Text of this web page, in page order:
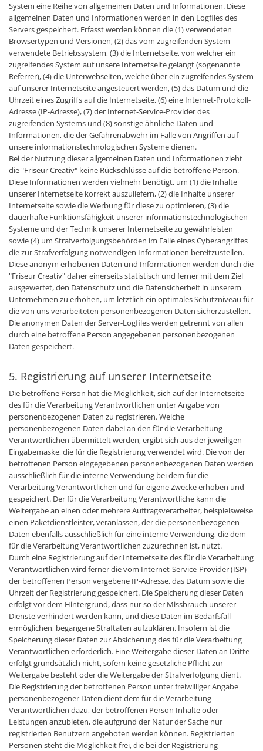
System eine Reihe von allgemeinen Daten und Informationen. Diese
allgemeinen Daten und Informationen werden in den Logfiles des
Servers gespeichert. Erfasst werden können die (1) verwendeten
Browsertypen und Versionen, (2) das vom zugreifenden System
verwendete Betriebssystem, (3) die Internetseite, von welcher ein
zugreifendes System auf unsere Internetseite gelangt (sogenannte
Referrer), (4) die Unterwebseiten, welche über ein zugreifendes System
auf unserer Internetseite angesteuert werden, (5) das Datum und die
Uhrzeit eines Zugriffs auf die Internetseite, (6) eine Internet-Protokoll-
Adresse (IP-Adresse), (7) der Internet-Service-Provider des
zugreifenden Systems und (8) sonstige ähnliche Daten und
Informationen, die der Gefahrenabwehr im Falle von Angriffen auf
unsere informationstechnologischen Systeme dienen.
Bei der Nutzung dieser allgemeinen Daten und Informationen zieht
die "Friseur Creativ" keine Rückschlüsse auf die betroffene Person.
Diese Informationen werden vielmehr benötigt, um (1) die Inhalte
unserer Internetseite korrekt auszuliefern, (2) die Inhalte unserer
Internetseite sowie die Werbung für diese zu optimieren, (3) die
dauerhafte Funktionsfähigkeit unserer informationstechnologischen
Systeme und der Technik unserer Internetseite zu gewährleisten
sowie (4) um Strafverfolgungsbehörden im Falle eines Cyberangriffes
die zur Strafverfolgung notwendigen Informationen bereitzustellen.
Diese anonym erhobenen Daten und Informationen werden durch die
"Friseur Creativ" daher einerseits statistisch und ferner mit dem Ziel
ausgewertet, den Datenschutz und die Datensicherheit in unserem
Unternehmen zu erhöhen, um letztlich ein optimales Schutzniveau für
die von uns verarbeiteten personenbezogenen Daten sicherzustellen.
Die anonymen Daten der Server-Logfiles werden getrennt von allen
durch eine betroffene Person angegebenen personenbezogenen
Daten gespeichert.
5. Registrierung auf unserer Internetseite
Die betroffene Person hat die Möglichkeit, sich auf der Internetseite
des für die Verarbeitung Verantwortlichen unter Angabe von
personenbezogenen Daten zu registrieren. Welche
personenbezogenen Daten dabei an den für die Verarbeitung
Verantwortlichen übermittelt werden, ergibt sich aus der jeweiligen
Eingabemaske, die für die Registrierung verwendet wird. Die von der
betroffenen Person eingegebenen personenbezogenen Daten werden
ausschließlich für die interne Verwendung bei dem für die
Verarbeitung Verantwortlichen und für eigene Zwecke erhoben und
gespeichert. Der für die Verarbeitung Verantwortliche kann die
Weitergabe an einen oder mehrere Auftragsverarbeiter, beispielsweise
einen Paketdienstleister, veranlassen, der die personenbezogenen
Daten ebenfalls ausschließlich für eine interne Verwendung, die dem
für die Verarbeitung Verantwortlichen zuzurechnen ist, nutzt.
Durch eine Registrierung auf der Internetseite des für die Verarbeitung
Verantwortlichen wird ferner die vom Internet-Service-Provider (ISP)
der betroffenen Person vergebene IP-Adresse, das Datum sowie die
Uhrzeit der Registrierung gespeichert. Die Speicherung dieser Daten
erfolgt vor dem Hintergrund, dass nur so der Missbrauch unserer
Dienste verhindert werden kann, und diese Daten im Bedarfsfall
ermöglichen, begangene Straftaten aufzuklären. Insofern ist die
Speicherung dieser Daten zur Absicherung des für die Verarbeitung
Verantwortlichen erforderlich. Eine Weitergabe dieser Daten an Dritte
erfolgt grundsätzlich nicht, sofern keine gesetzliche Pflicht zur
Weitergabe besteht oder die Weitergabe der Strafverfolgung dient.
Die Registrierung der betroffenen Person unter freiwilliger Angabe
personenbezogener Daten dient dem für die Verarbeitung
Verantwortlichen dazu, der betroffenen Person Inhalte oder
Leistungen anzubieten, die aufgrund der Natur der Sache nur
registrierten Benutzern angeboten werden können. Registrierten
Personen steht die Möglichkeit frei, die bei der Registrierung